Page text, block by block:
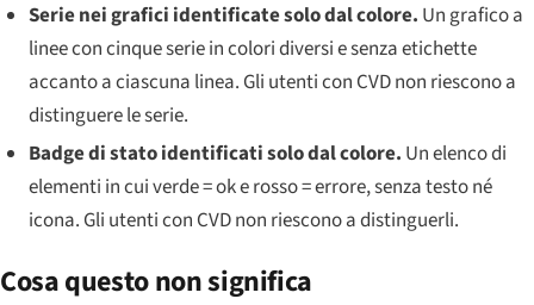
Serie nei grafici identificate solo dal colore. Un grafico a
linee con cinque serie in colori diversi e senza etichette
accanto a ciascuna linea. Gli utenti con CVD non riescono a
distinguere le serie.
Badge di stato identificati solo dal colore. Un elenco di
elementi in cui verde = ok e rosso = errore, senza testo né
icona. Gli utenti con CVD non riescono a distinguerli.
Cosa questo non significa